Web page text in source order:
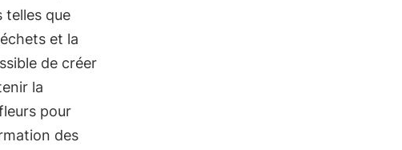
telles que
et la
de créer
la
pour
des